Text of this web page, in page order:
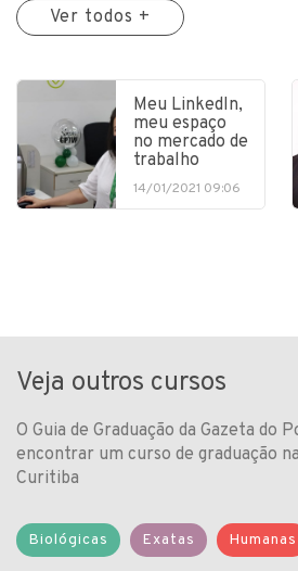
Ver todos +
Meu LinkedIn,
meu espaço
no mercado de
trabalho
14/01/2021 09:06
Veja outros cursos
O Guia de Graduação da Gazeta do
encontrar um curso de graduação
Curitiba
Biológicas Exatas Humanas